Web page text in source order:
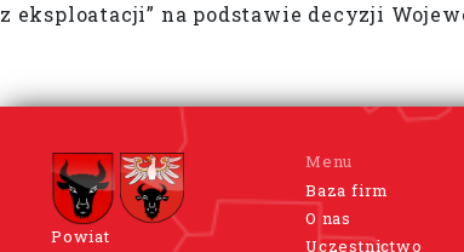
z eksploatacji” na podstawie decyzji
Powiat
Menu
Baza firm
O nas
Uczestnictwo